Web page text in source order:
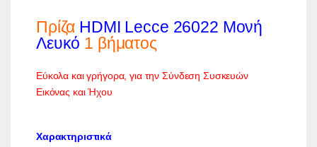
Πρίζα HDMI Lecce 26022 Μονή
Λευκό 1 βήματος
Εύκολα και γρήγορα, για την Σύνδεση Συσκευών
Εικόνας και Ήχου
Χαρακτηριστικά